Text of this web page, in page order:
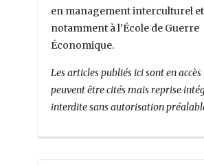
en management interculturel
notamment à l’École de Guerre
Économique.
Les articles publiés ici sont en
peuvent être cités mais reprise
interdite sans autorisation